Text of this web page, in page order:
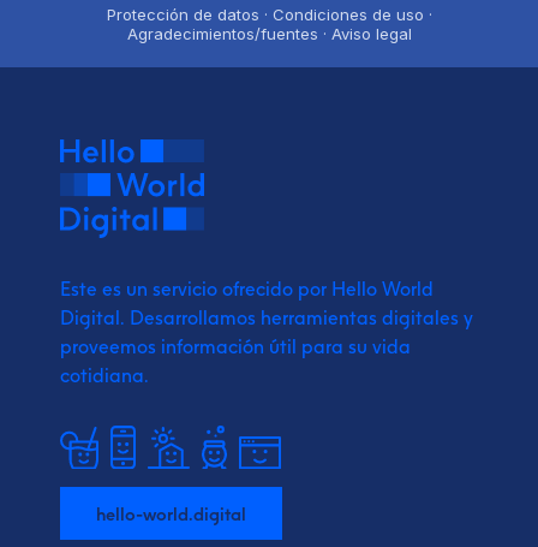
Protección de datos · Condiciones de uso ·
Agradecimientos/fuentes · Aviso legal
Este es un servicio ofrecido por Hello World
Digital. Desarrollamos herramientas digitales y
proveemos información útil para su vida
cotidiana.
hello-world.digital